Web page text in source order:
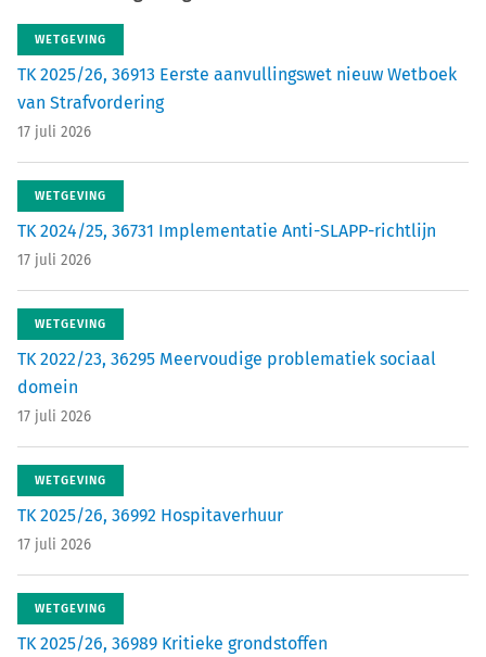
WETGEVING
TK 2025/26, 36913 Eerste aanvullingswet nieuw Wetboek
van Strafvordering
17 juli 2026
WETGEVING
TK 2024/25, 36731 Implementatie Anti-SLAPP-richtlijn
17 juli 2026
WETGEVING
TK 2022/23, 36295 Meervoudige problematiek sociaal
domein
17 juli 2026
WETGEVING
TK 2025/26, 36992 Hospitaverhuur
17 juli 2026
WETGEVING
TK 2025/26, 36989 Kritieke grondstoffen